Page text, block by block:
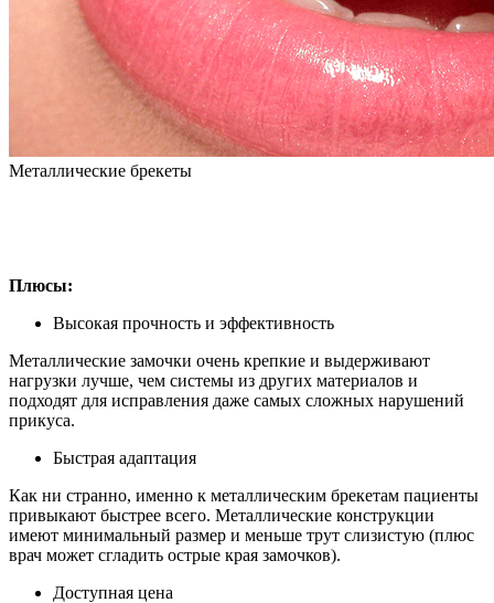
Металлические брекеты
Плюсы:
Высокая прочность и эффективность
Металлические замочки очень крепкие и выдерживают
нагрузки лучше, чем системы из других материалов и
подходят для исправления даже самых сложных нарушений
прикуса.
Быстрая адаптация
Как ни странно, именно к металлическим брекетам пациенты
привыкают быстрее всего. Металлические конструкции
имеют минимальный размер и меньше трут слизистую (плюс
врач может сгладить острые края замочков).
Доступная цена